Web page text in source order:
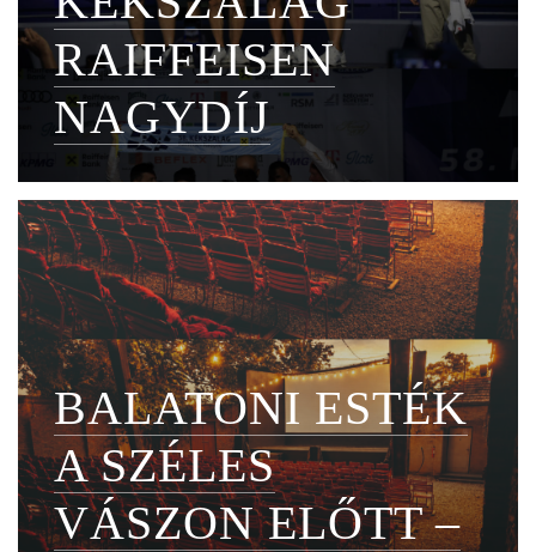
RAIFFEISEN
NAGYDÍJ
BALATONI ESTÉK
A SZÉLES
VÁSZON ELŐTT –